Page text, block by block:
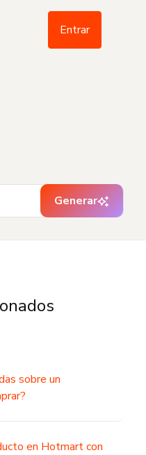
Entrar
Generar
sobre un
en Hotmart con